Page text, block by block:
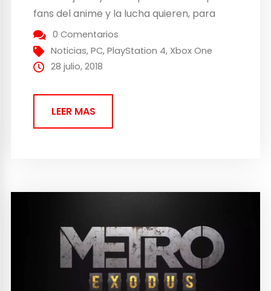
fans del anime y la lucha quieren, para
confirmar posteriormente que, tanto
Yagami Light como Ryuk, de Death Note,
no serían personajes jugables si no
0 Comentarios
Noticias,PC,PlayStation 4, Xbox One
28 julio, 2018
LEER MAS